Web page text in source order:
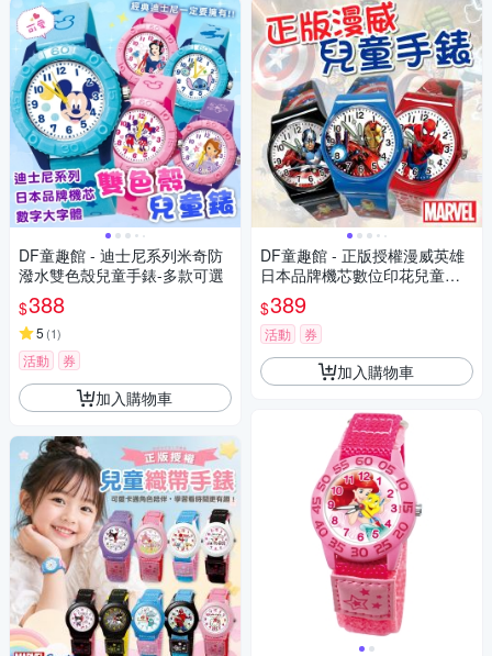
DF童趣館 - 迪士尼系列米奇防
潑水雙色殼兒童手錶-多款可選
$388
5 (1)
活動 券
加入購物車
DF童趣館 - 正版授權漫威英雄
日本品牌機芯數位印花兒童手
錶
$389
活動 券
加入購物車